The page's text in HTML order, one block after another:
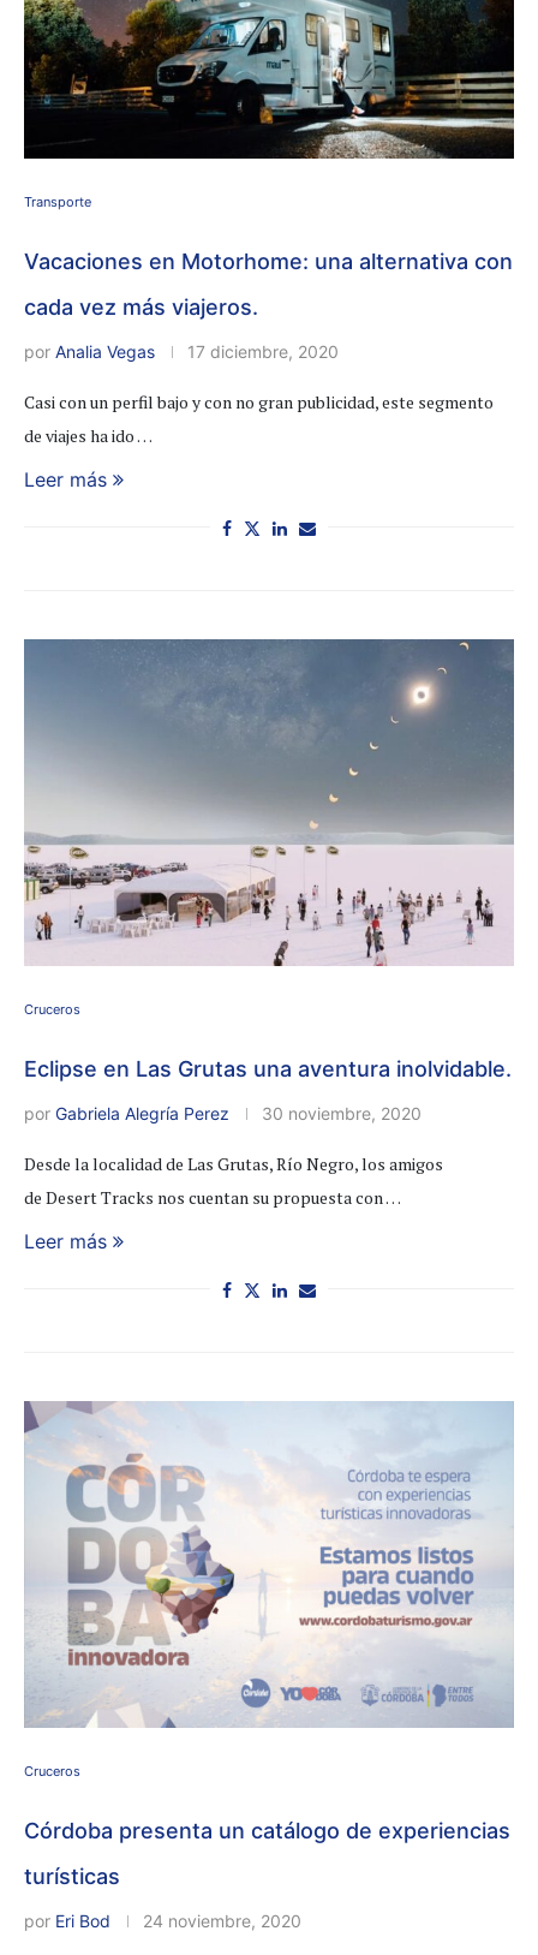
Transporte
Vacaciones en Motorhome: una alternativa con
cada vez más viajeros.
por Analia Vegas 17 diciembre, 2020
Casi con un perfil bajo y con no gran publicidad, este segmento
de viajes ha ido …
Leer más
Cruceros
Eclipse en Las Grutas una aventura inolvidable.
por Gabriela Alegría Perez 30 noviembre, 2020
Desde la localidad de Las Grutas, Río Negro, los amigos
de Desert Tracks nos cuentan su propuesta con …
Leer más
Cruceros
Córdoba presenta un catálogo de experiencias
turísticas
por Eri Bod 24 noviembre, 2020